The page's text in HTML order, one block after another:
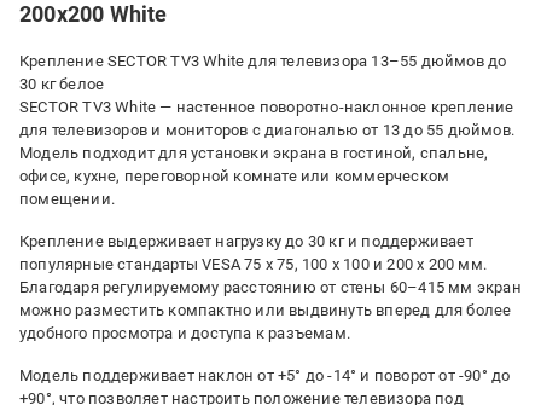
200x200 White
Крепление SECTOR TV3 White для телевизора 13–55 дюймов до
30 кг белое
SECTOR TV3 White — настенное поворотно-наклонное крепление
для телевизоров и мониторов с диагональю от 13 до 55 дюймов.
Модель подходит для установки экрана в гостиной, спальне,
офисе, кухне, переговорной комнате или коммерческом
помещении.
Крепление выдерживает нагрузку до 30 кг и поддерживает
популярные стандарты VESA 75 x 75, 100 x 100 и 200 x 200 мм.
Благодаря регулируемому расстоянию от стены 60–415 мм экран
можно разместить компактно или выдвинуть вперед для более
удобного просмотра и доступа к разъемам.
Модель поддерживает наклон от +5° до -14° и поворот от -90° до
+90°, что позволяет настроить положение телевизора под